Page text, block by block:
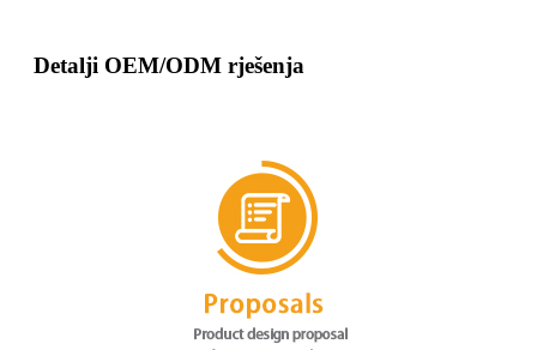
Detalji OEM/ODM rješenja